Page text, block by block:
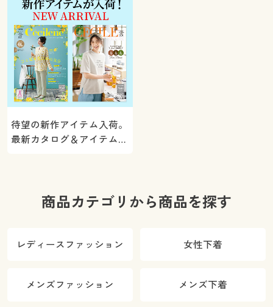
待望の新作アイテム入荷。
最新カタログ＆アイテムを
商品カテゴリから商品を探す
レディースファッション 女性下着
メンズファッション メンズ下着